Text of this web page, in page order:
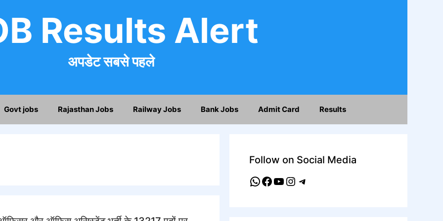
Results Alert
अपडेट सबसे पहले
Govt jobs Rajasthan Jobs Railway Jobs Bank Jobs Admit Card Results
Follow on Social Media
WhatsApp
Facebook
YouTube
Instagram
Telegram